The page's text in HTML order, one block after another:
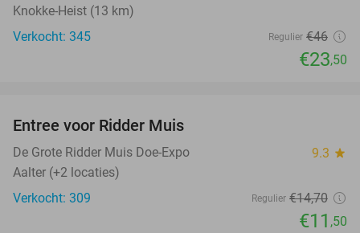
Knokke-Heist (13 km)
Verkocht: 345
Regulier €46
€23,50
TODAY
Entree voor Ridder Muis
De Grote Ridder Muis Doe-Expo 9.3 star
Aalter (+2 locaties)
Verkocht: 309
Regulier €14,70
€11 ,50